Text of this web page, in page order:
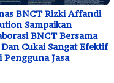
BNCT Rizki Affandi
Sampaikan
BNCT Bersama
Dan Cukai Sangat Efektif
Pengguna Jasa